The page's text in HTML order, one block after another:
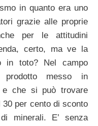
in quanto era uno
grazie alle proprie
per le attitudini
certo, ma ve la
in toto? Nel campo
prodotto messo in
e che si può trovare
30 per cento di sconto
minerali. E’ senza